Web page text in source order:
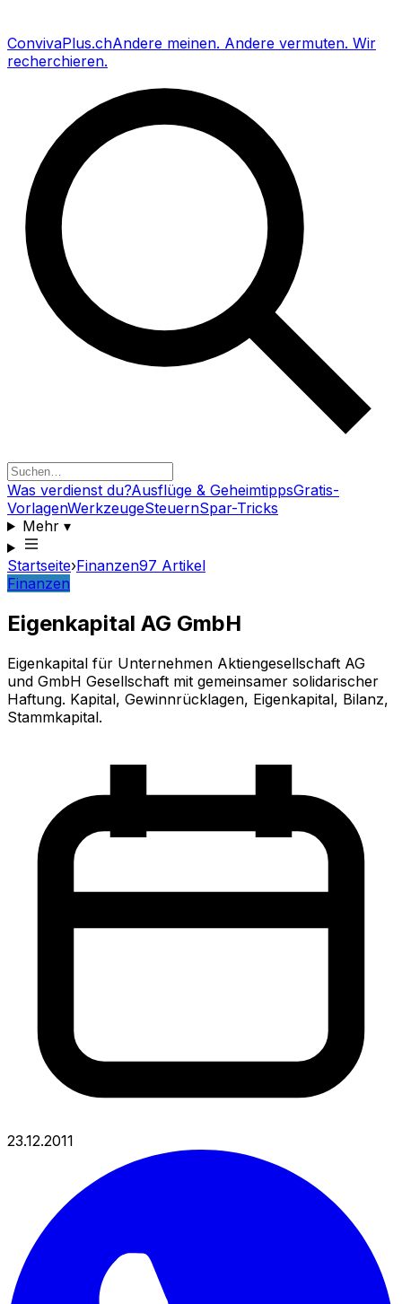
ConvivaPlus.chAndere meinen. Andere vermuten. Wir
recherchieren.
Was verdienst du?Ausflüge & GeheimtippsGratis-
VorlagenWerkzeugeSteuernSpar-Tricks
Mehr▾
Startseite›Finanzen97 Artikel
Finanzen
Eigenkapital AG GmbH
Eigenkapital für Unternehmen Aktiengesellschaft AG
und GmbH Gesellschaft mit gemeinsamer solidarischer
Haftung. Kapital, Gewinnrücklagen, Eigenkapital, Bilanz,
Stammkapital.
23.12.2011